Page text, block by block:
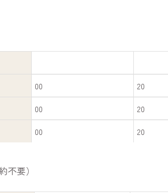
00 20
00 20
00 20
不要）